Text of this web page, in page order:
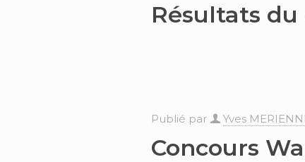
Résultats
Publié par Yves
Concours